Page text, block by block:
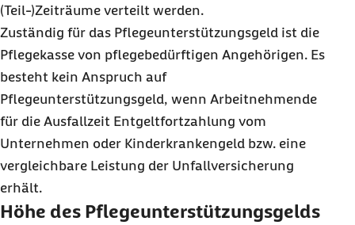
(Teil-)Zeiträume verteilt werden.
Zuständig für das Pflegeunterstützungsgeld ist die
Pflegekasse von pflegebedürftigen Angehörigen. Es
besteht kein Anspruch auf
Pflegeunterstützungsgeld, wenn Arbeitnehmende
für die Ausfallzeit Entgeltfortzahlung vom
Unternehmen oder Kinderkrankengeld bzw. eine
vergleichbare Leistung der Unfallversicherung
erhält.
Höhe des Pflegeunterstützungsgelds